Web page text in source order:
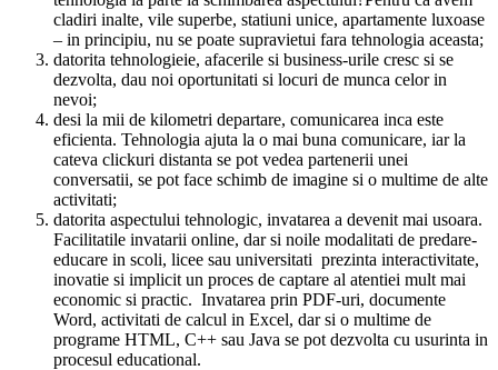
cladiri inalte, vile superbe, statiuni unice, apartamente luxoase
– in principiu, nu se poate supravietui fara tehnologia aceasta;
datorita tehnologieie, afacerile si business-urile cresc si se
dezvolta, dau noi oportunitati si locuri de munca celor in
nevoi;
desi la mii de kilometri departare, comunicarea inca este
eficienta. Tehnologia ajuta la o mai buna comunicare, iar la
cateva clickuri distanta se pot vedea partenerii unei
conversatii, se pot face schimb de imagine si o multime de alte
activitati;
datorita aspectului tehnologic, invatarea a devenit mai usoara.
Facilitatile invatarii online, dar si noile modalitati de predare-
educare in scoli, licee sau universitati prezinta interactivitate,
inovatie si implicit un proces de captare al atentiei mult mai
economic si practic. Invatarea prin PDF-uri, documente
Word, activitati de calcul in Excel, dar si o multime de
programe HTML, C++ sau Java se pot dezvolta cu usurinta in
procesul educational.